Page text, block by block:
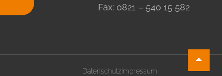
Fax: 0821 – 540 15 582
Datenschutz Impressum